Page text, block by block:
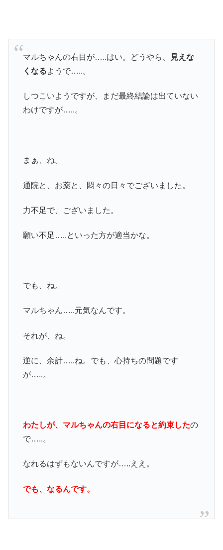
マルちゃんの右目が…..はい。どうやら、
見えな
くなるようで…..。
しつこいようですが、まだ最終結論は出ていない
わけですが…..。
まぁ、ね。
通院と、お薬と、悶々の日々でございました。
力不足で、ございました。
願い不足…..といった方が適当かな。
でも、ね。
マルちゃん…..元気なんです。
それが、ね。
逆に、余計…..ね。でも、心持ちの問題です
が…..。
わたしが、マルちゃんの右目になると約束したの
で…..。
なれるはずもないんですが…..ええ。
でも、なるんです。